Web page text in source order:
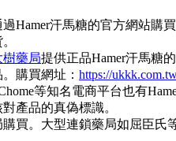
Hamer汗馬糖的官方網站購
樹藥局提供正品Hamer汗馬糖
購買網址： https://
等知名電商平台也有
產品的真偽標識。
買。大型連鎖藥局如屈臣氏